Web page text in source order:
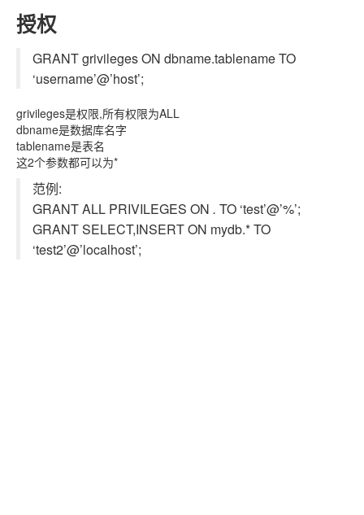
授权
GRANT grivileges ON dbname.tablename TO
‘username’@’host’;
grivileges是权限,所有权限为ALL
dbname是数据库名字
tablename是表名
这2个参数都可以为*
范例:
GRANT ALL PRIVILEGES ON . TO ‘test’@’%’;
GRANT SELECT,INSERT ON mydb.* TO
‘test2’@’localhost’;